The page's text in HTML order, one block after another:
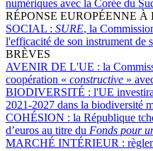
numériques avec la Corée du
RÉPONSE EUROPÉENNE
SOCIAL : SURE, la
l'efficacité de son instrument de
BRÈVES
AVENIR DE L'UE : la
coopération « constructive »
BIODIVERSITÉ : l'UE
2021-2027 dans la biodiversité
COHÉSION : la République
d’euros au titre du Fonds pour
MARCHÉ INTÉRIEUR :